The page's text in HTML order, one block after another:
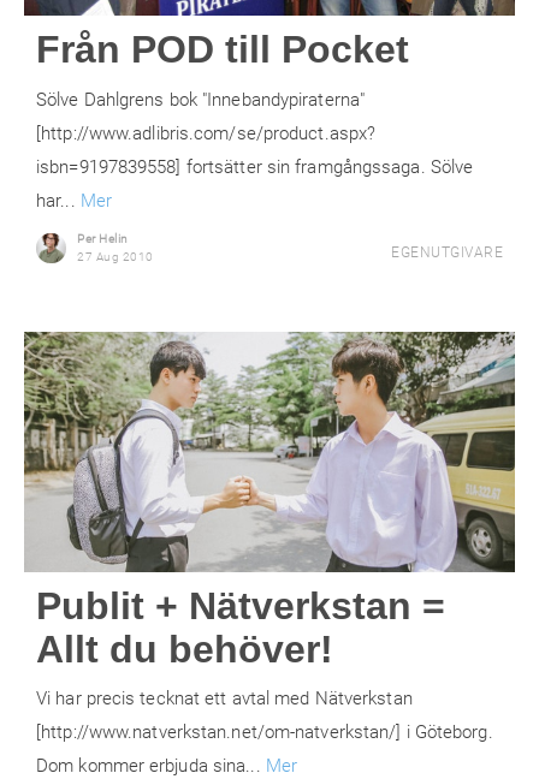
Från POD till Pocket
Sölve Dahlgrens bok "Innebandypiraterna"
[http://www.adlibris.com/se/product.aspx?
isbn=9197839558] fortsätter sin framgångssaga. Sölve
har... Mer
Per Helin
27 Aug 2010
EGENUTGIVARE
Publit + Nätverkstan =
Allt du behöver!
Vi har precis tecknat ett avtal med Nätverkstan
[http://www.natverkstan.net/om-natverkstan/] i Göteborg.
Dom kommer erbjuda sina... Mer